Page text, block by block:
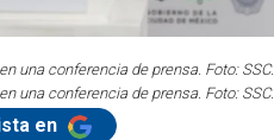
una conferencia de prensa. Foto: SSC.
una conferencia de prensa. Foto: SSC.
en